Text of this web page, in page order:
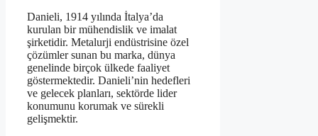
Danieli, 1914 yılında İtalya’da
kurulan bir mühendislik ve imalat
şirketidir. Metalurji endüstrisine özel
çözümler sunan bu marka, dünya
genelinde birçok ülkede faaliyet
göstermektedir. Danieli’nin hedefleri
ve gelecek planları, sektörde lider
konumunu korumak ve sürekli
gelişmektir.